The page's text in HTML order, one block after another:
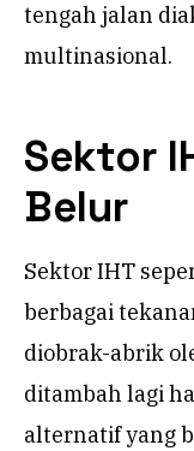
tengah jalan
multinasional.
Sektor
Belur
Sektor IHT
berbagai
diobrak-abrik
ditambah lagi
alternatif yang